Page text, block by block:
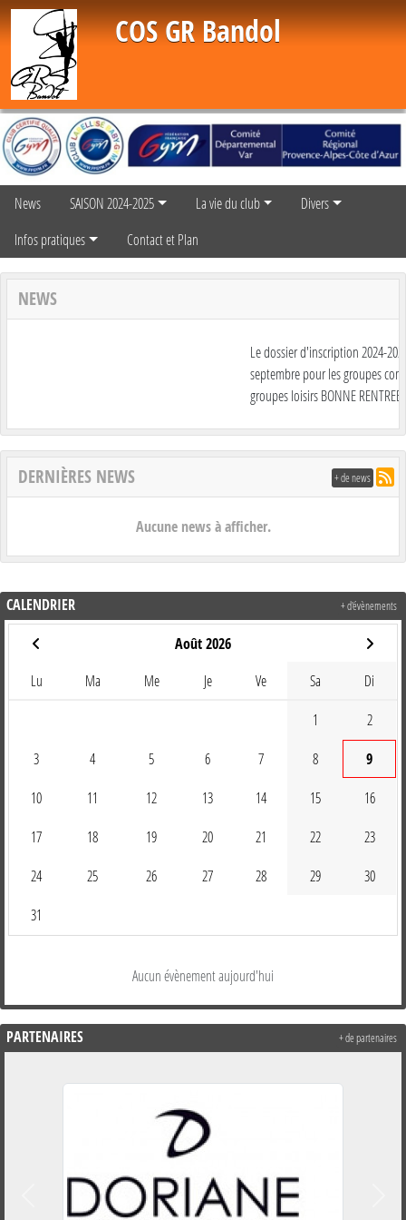
COS GR Bandol
News SAISON 2024-2025 La vie du club
Divers
Infos pratiques
Contact et Plan
NEWS
Le dossier d'inscription 2024-
septembre pour les groupes
groupes loisirs BONNE RENTREE
DERNIÈRES NEWS
Aucune news à afficher.
+ de news
CALENDRIER
Août 2026
Lu Ma Me Je Ve Sa Di
1 2
3 4 5 6 7 8 9
10 11 12 13 14 15 16
17 18 19 20 21 22 23
24 25 26 27 28 29 30
31
Aucun évènement aujourd'hui
+ d'évènements
PARTENAIRES + de partenaires
Panneau de gestion des cookies